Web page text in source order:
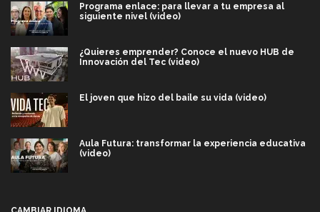
Programa enlace: para llevar a tu empresa al
siguiente nivel (video)
¿Quieres emprender? Conoce el nuevo HUB de
Innovación del Tec (video)
El joven que hizo del baile su vida (video)
Aula Futura: transformar la experiencia educativa
(video)